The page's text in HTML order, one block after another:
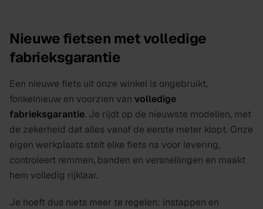
Nieuwe fietsen met volledige
fabrieksgarantie
Een nieuwe fiets uit onze winkel is ongebruikt,
fonkelnieuw en voorzien van volledige
fabrieksgarantie. Je rijdt op de nieuwste modellen, met
de zekerheid dat alles vanaf de eerste meter klopt. Onze
eigen werkplaats stelt elke fiets na voor levering,
controleert remmen, banden en versnellingen en maakt
hem volledig rijklaar.
Je hoeft dus niets meer te regelen: instappen en